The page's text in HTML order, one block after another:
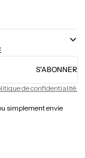
S'ABONNER
de confidentialité.
simplement envie